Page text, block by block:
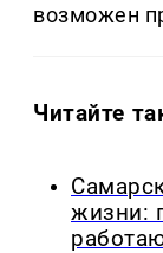
возможен
Читайте
жизни: